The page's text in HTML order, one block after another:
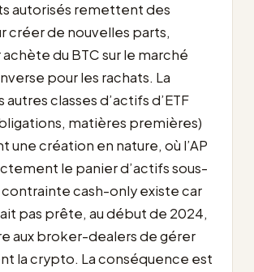
autorisés remettent des
créer de nouvelles parts,
du BTC sur le marché
pour les rachats. La
classes d’actifs d’ETF
matières premières)
création en nature, où l’AP
le panier d’actifs sous-
contrainte cash-only existe car
pas prête, au début de 2024,
aux broker-dealers de gérer
la crypto. La conséquence est